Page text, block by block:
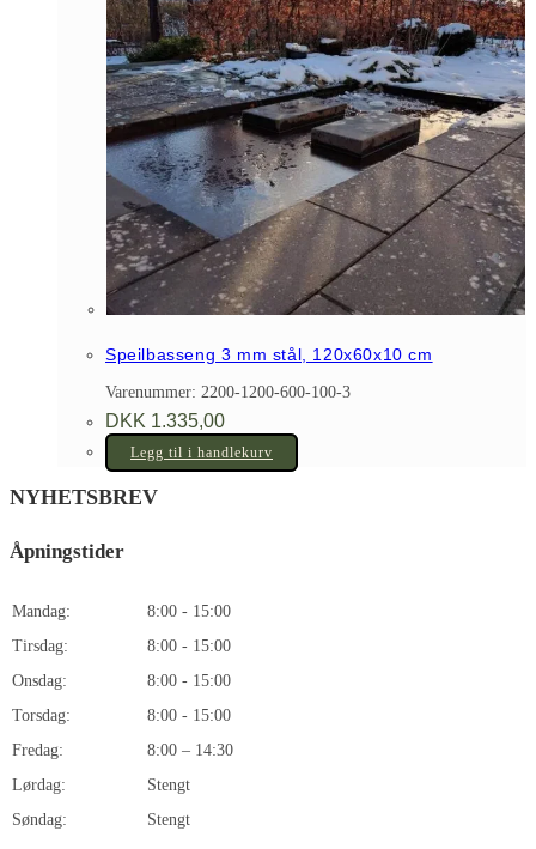
Speilbasseng 3 mm stål, 120x60x10 cm
Varenummer: 2200-1200-600-100-3
DKK 1.335,00
Legg til i handlekurv
NYHETSBREV
Åpningstider
Mandag:
8:00 - 15:00
Tirsdag:
8:00 - 15:00
Onsdag:
8:00 - 15:00
Torsdag:
8:00 - 15:00
Fredag:
8:00 – 14:30
Lørdag:
Stengt
Søndag:
Stengt